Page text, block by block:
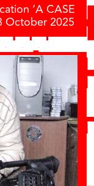
‘A CASE
October 2025